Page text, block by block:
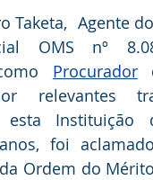
Taketa,  Agente
OMS nº
Procurador
relevantes
Instituição
foi
Ordem do